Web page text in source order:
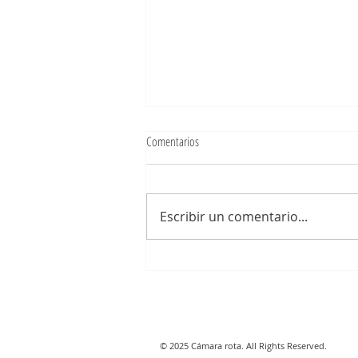
Comentarios
Escribir un comentario...
© 2025 Cámara rota. All Rights Reserved.